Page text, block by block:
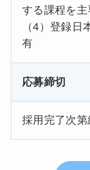
する課程を
（4）登録
有
応募締切
採用完了次第